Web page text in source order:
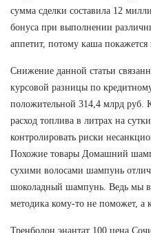
сумма сделки составила 12
бонуса при выполнении
аппетит, потому каша покажется
Снижение данной статьи
курсовой разницы по
положительной 314,4 млрд руб.
расход топлива в литрах на
контролировать риски
Похожие товары Домашний
сухими волосами шампунь
шоколадный шампунь. Ведь мы
методика кому-то не поможет, а
Тренболон энантат 100 цена